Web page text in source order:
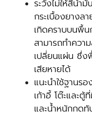
ระวังไม่ให้สีน้ำ
กระเบื้องยางล
เกิดคราบบนพื้น
สามารถทำควา
เปลี่ยนแผ่น ซึ่ง
เสียหายได้
แนะนำใช้ฐานร
เก้าอี้ โต๊ะและ
และน้ำหนักกดทั